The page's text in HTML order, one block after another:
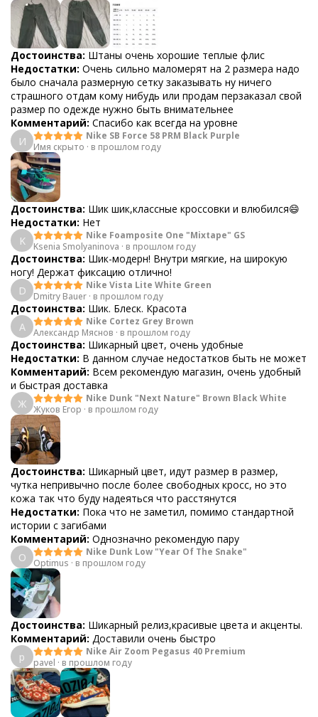
Достоинства: Штаны очень хорошие теплые флис
Недостатки: Очень сильно маломерят на 2 размера надо
было сначала размерную сетку заказывать ну ничего
страшного отдам кому нибудь или продам перзаказал свой
размер по одежде нужно быть внимательнее
Комментарий: Спасибо как всегда на уровне
И
Nike SB Force 58 PRM Black Purple
Имя скрыто · в прошлом году
Достоинства: Шик шик,классные кроссовки и влюбился😄
Недостатки: Нет
K
Nike Foamposite One "Mixtape" GS
Ksenia Smolyaninova · в прошлом году
Достоинства: Шик-модерн! Внутри мягкие, на широкую
ногу! Держат фиксацию отлично!
D
Nike Vista Lite White Green
Dmitry Bauer · в прошлом году
Достоинства: Шик. Блеск. Красота
А
Nike Cortez Grey Brown
Александр Мяснов · в прошлом году
Достоинства: Шикарный цвет, очень удобные
Недостатки: В данном случае недостатков быть не может
Комментарий: Всем рекомендую магазин, очень удобный
и быстрая доставка
Ж
Nike Dunk "Next Nature" Brown Black White
Жуков Егор · в прошлом году
Достоинства: Шикарный цвет, идут размер в размер,
чутка непривычно после более свободных кросс, но это
кожа так что буду надеяться что расстянутся
Недостатки: Пока что не заметил, помимо стандартной
истории с загибами
Комментарий: Однозначно рекомендую пару
O
Nike Dunk Low "Year Of The Snake"
Optimus · в прошлом году
Достоинства: Шикарный релиз,красивые цвета и акценты.
Комментарий: Доставили очень быстро
p
Nike Air Zoom Pegasus 40 Premium
pavel · в прошлом году